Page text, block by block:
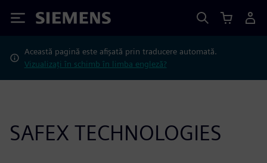
Siemens
Această pagină este afișată prin traducere automată.
Vizualizați în schimb în limba engleză?
SAFEX TECHNOLOGIES